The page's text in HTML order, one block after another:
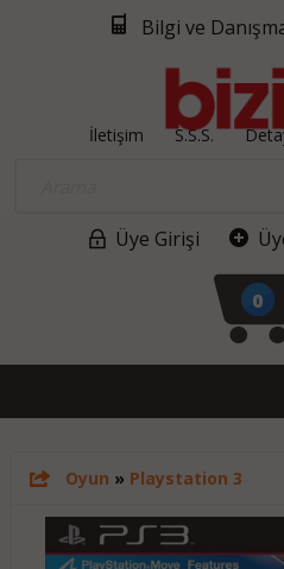
Bilgi ve
İletişim S.S.S.
Üye Girişi
0
Oyun » Playstation 3